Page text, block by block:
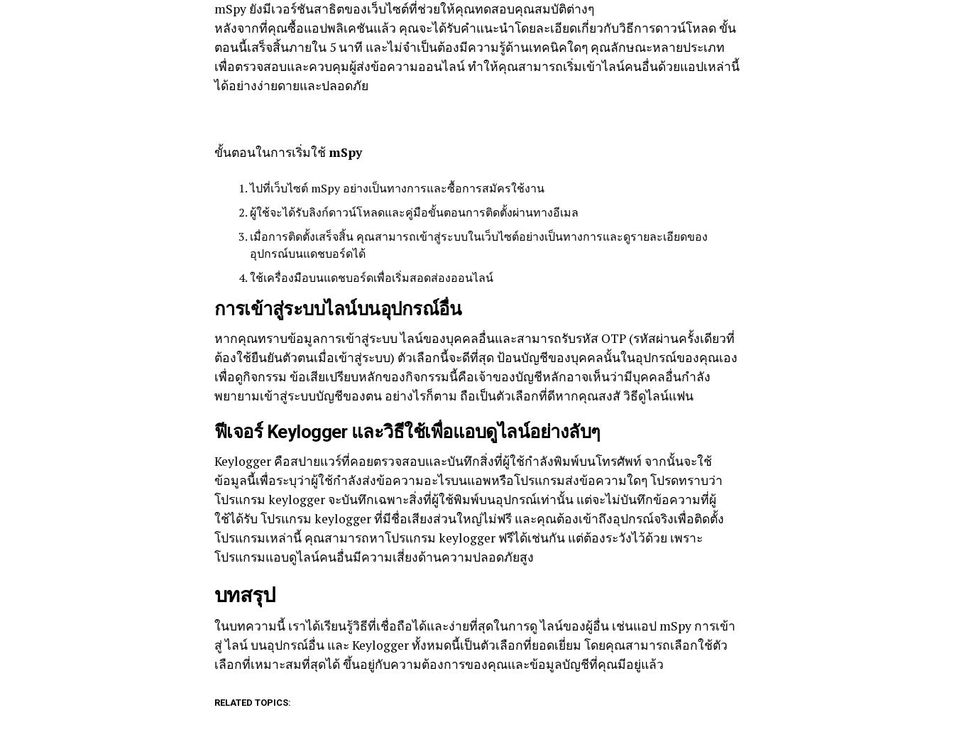
mSpy ยังมีเวอร์ชันสาธิตของเว็บไซต์ที่ช่วยให้คุณทดสอบคุณสมบัติต่างๆ
หลังจากที่คุณซื้อแอปพลิเคชันแล้ว คุณจะได้รับคำแนะนำโดยละเอียดเกี่ยวกับวิธีการดาวน์โหลด ขั้น
ตอนนี้เสร็จสิ้นภายใน 5 นาที และไม่จำเป็นต้องมีความรู้ด้านเทคนิคใดๆ คุณลักษณะหลายประเภท
เพื่อตรวจสอบและควบคุมผู้ส่งข้อความออนไลน์ ทำให้คุณสามารถเริ่มเข้าไลน์คนอื่นด้วยแอปเหล่านี้
ได้อย่างง่ายดายและปลอดภัย
ขั้นตอนในการเริ่มใช้mSpy
ไปที่เว็บไซต์ mSpy อย่างเป็นทางการและซื้อการสมัครใช้งาน
ผู้ใช้จะได้รับลิงก์ดาวน์โหลดและคู่มือขั้นตอนการติดตั้งผ่านทางอีเมล
เมื่อการติดตั้งเสร็จสิ้น คุณสามารถเข้าสู่ระบบในเว็บไซต์อย่างเป็นทางการและดูรายละเอียดของ
อุปกรณ์บนแดชบอร์ดได้
ใช้เครื่องมือบนแดชบอร์ดเพื่อเริ่มสอดส่องออนไลน์
การเข้าสู่ระบบไลน์บนอุปกรณ์อื่น
หากคุณทราบข้อมูลการเข้าสู่ระบบ ไลน์ของบุคคลอื่นและสามารถรับรหัส OTP (รหัสผ่านครั้งเดียวที่
ต้องใช้ยืนยันตัวตนเมื่อเข้าสู่ระบบ) ตัวเลือกนี้จะดีที่สุด ป้อนบัญชีของบุคคลนั้นในอุปกรณ์ของคุณเอง
เพื่อดูกิจกรรม ข้อเสียเปรียบหลักของกิจกรรมนี้คือเจ้าของบัญชีหลักอาจเห็นว่ามีบุคคลอื่นกำลัง
พยายามเข้าสู่ระบบบัญชีของตน อย่างไรก็ตาม ถือเป็นตัวเลือกที่ดีหากคุณสงสั วิธีดูไลน์แฟน
ฟีเจอร์ Keylogger และวิธีใช้เพื่อแอบดูไลน์อย่างลับๆ
Keylogger คือสปายแวร์ที่คอยตรวจสอบและบันทึกสิ่งที่ผู้ใช้กำลังพิมพ์บนโทรศัพท์ จากนั้นจะใช้
ข้อมูลนี้เพื่อระบุว่าผู้ใช้กำลังส่งข้อความอะไรบนแอพหรือโปรแกรมส่งข้อความใดๆ โปรดทราบว่า
โปรแกรม keylogger จะบันทึกเฉพาะสิ่งที่ผู้ใช้พิมพ์บนอุปกรณ์เท่านั้น แต่จะไม่บันทึกข้อความที่ผู้
ใช้ได้รับ โปรแกรม keylogger ที่มีชื่อเสียงส่วนใหญ่ไม่ฟรี และคุณต้องเข้าถึงอุปกรณ์จริงเพื่อติดตั้ง
โปรแกรมเหล่านี้ คุณสามารถหาโปรแกรม keylogger ฟรีได้เช่นกัน แต่ต้องระวังไว้ด้วย เพราะ
โปรแกรมแอบดูไลน์คนอื่นมีความเสี่ยงด้านความปลอดภัยสูง
บทสรุป
ในบทความนี้ เราได้เรียนรู้วิธีที่เชื่อถือได้และง่ายที่สุดในการดู ไลน์ของผู้อื่น เช่นแอป mSpy การเข้า
สู่ ไลน์ บนอุปกรณ์อื่น และ Keylogger ทั้งหมดนี้เป็นตัวเลือกที่ยอดเยี่ยม โดยคุณสามารถเลือกใช้ตัว
เลือกที่เหมาะสมที่สุดได้ ขึ้นอยู่กับความต้องการของคุณและข้อมูลบัญชีที่คุณมีอยู่แล้ว
RELATED TOPICS: